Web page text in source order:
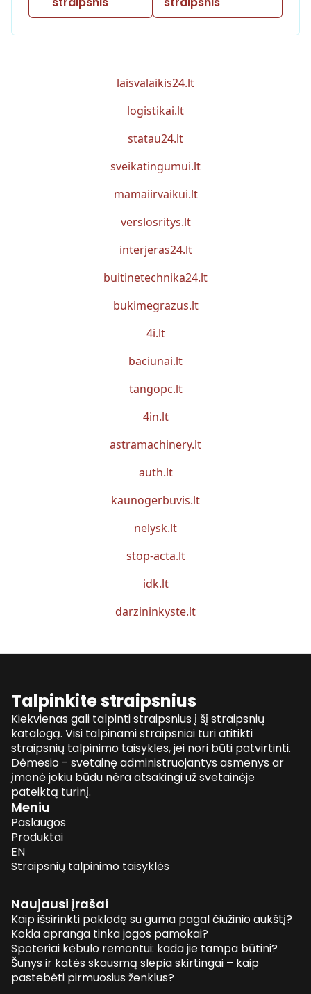
laisvalaikis24.lt
logistikai.lt
statau24.lt
sveikatingumui.lt
mamaiirvaikui.lt
verslosritys.lt
interjeras24.lt
buitinetechnika24.lt
bukimegrazus.lt
4i.lt
baciunai.lt
tangopc.lt
4in.lt
astramachinery.lt
auth.lt
kaunogerbuvis.lt
nelysk.lt
stop-acta.lt
idk.lt
darzininkyste.lt
Talpinkite straipsnius
Kiekvienas gali talpinti straipsnius į šį straipsnių
katalogą. Visi talpinami straipsniai turi atitikti
straipsnių talpinimo taisykles, jei nori būti patvirtinti.
Dėmesio - svetainę administruojantys asmenys ar
įmonė jokiu būdu nėra atsakingi už svetainėje
pateiktą turinį.
Meniu
Paslaugos
Produktai
EN
Straipsnių talpinimo taisyklės
Naujausi įrašai
Kaip išsirinkti paklodę su guma pagal čiužinio aukštį?
Kokia apranga tinka jogos pamokai?
Spoteriai kėbulo remontui: kada jie tampa būtini?
Šunys ir katės skausmą slepia skirtingai – kaip
pastebėti pirmuosius ženklus?